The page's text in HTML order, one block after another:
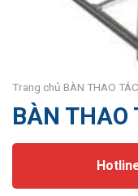
Trang chủ BÀN THAO
BÀN THAO